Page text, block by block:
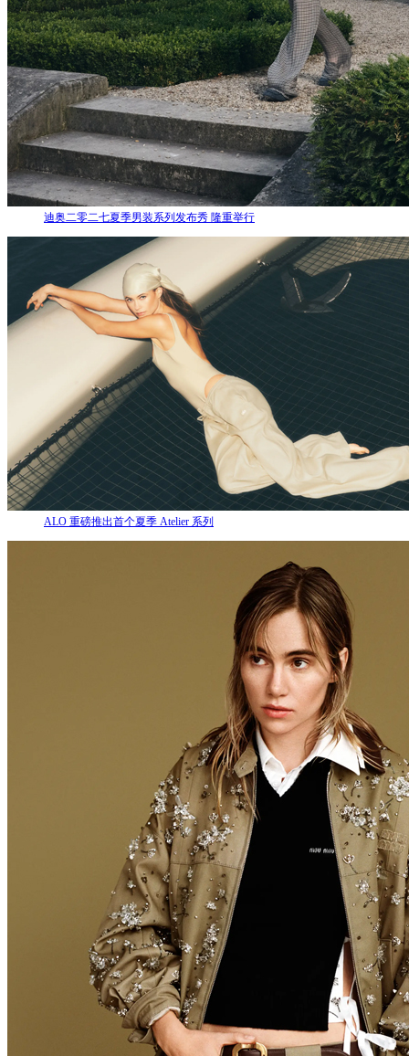
迪奥二零二七夏季男装系列发布秀 隆重举行
ALO 重磅推出首个夏季 Atelier 系列